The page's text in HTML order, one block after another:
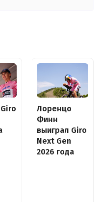
Лоренцо
Финн
выиграл Giro
Next Gen
2026 года